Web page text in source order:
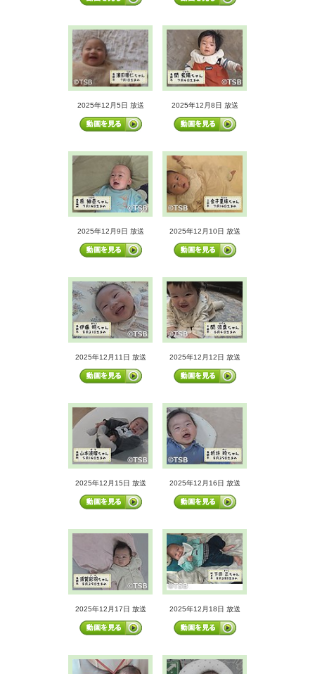
2025年12月5日 放送 2025年12月8日 放送
2025年12月9日 放送 2025年12月10日 放送
2025年12月11日 放送 2025年12月12日 放送
2025年12月15日 放送 2025年12月16日 放送
2025年12月17日 放送 2025年12月18日 放送